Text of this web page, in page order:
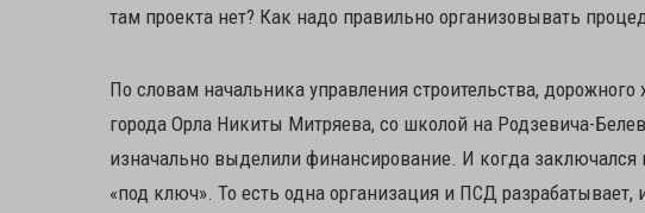
там проекта нет? Как надо правильно организовывать
По словам начальника управления строительства,
города Орла Никиты Митряева, со школой на Родзевича-
изначально выделили финансирование. И когда заключался
«под ключ». То есть одна организация и ПСД разрабатывает,